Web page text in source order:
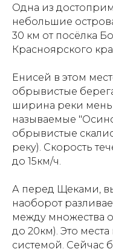
Одна из
небольшие
30 км от посёлка
Красноярского
Енисей в этом
обрывистые
ширина реки
называемые
обрывистые
реку). Скорость
до 15км/ч.
А перед Щеками,
наоборот
между множества
до 20км). Это
системой. Сейчас